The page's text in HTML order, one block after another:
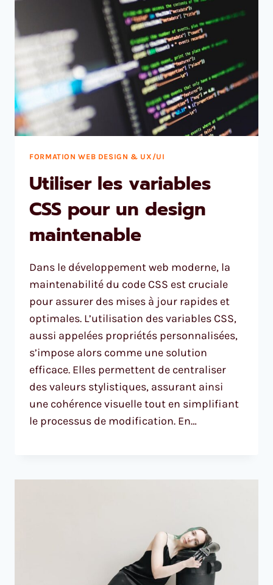
FORMATION WEB DESIGN & UX/UI
Utiliser les variables
CSS pour un design
maintenable
Dans le développement web moderne, la
maintenabilité du code CSS est cruciale
pour assurer des mises à jour rapides et
optimales. L’utilisation des variables CSS,
aussi appelées propriétés personnalisées,
s’impose alors comme une solution
efficace. Elles permettent de centraliser
des valeurs stylistiques, assurant ainsi
une cohérence visuelle tout en simplifiant
le processus de modification. En…